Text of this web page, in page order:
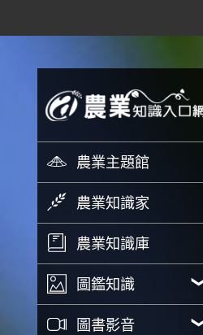
打開南庄橙─
農業主題館
農業知識家
農業知識庫
圖鑑知識
圖書影音